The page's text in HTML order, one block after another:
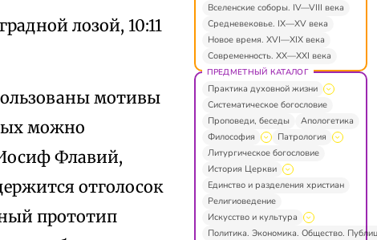
лозой, 10:11
мотивы
можно
Флавий,
отголосок
прототип
Вселенские соборы. IV—VIII века
Средневековье. IX—XV века
Новое время. XVI—XIX века
Современность. XX—XXI века
ПРЕДМЕТНЫЙ КАТАЛОГ
Практика духовной жизни
Систематическое богословие
Проповеди, беседы
Апологетика
Философия
Патрология
Литургическое богословие
История Церкви
Единство и разделения христиан
Религиоведение
Искусство и культура
Политика. Экономика. Общество.